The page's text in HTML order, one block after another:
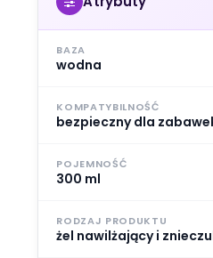
BAZA
wodna
KOMPATYBILNOŚĆ
bezpieczny dla
POJEMNOŚĆ
300 ml
RODZAJ PRODUKTU
żel nawilżający i